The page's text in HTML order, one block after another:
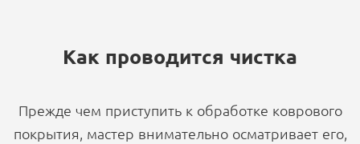
Как проводится чистка
Прежде чем приступить к обработке коврового
покрытия, мастер внимательно осматривает его,